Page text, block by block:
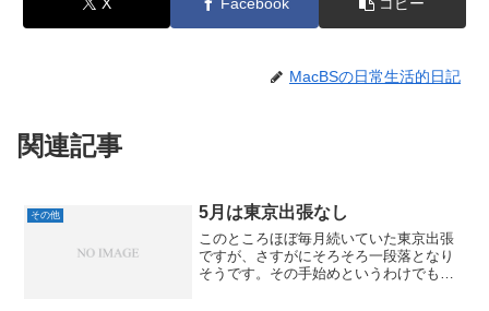
MacBSの日常生活的日記
関連記事
その他 5月は東京出張なし
このところほぼ毎月続いていた東京出張
ですが、さすがにそろそろ一段落となり
そうです。その手始めというわけでもな